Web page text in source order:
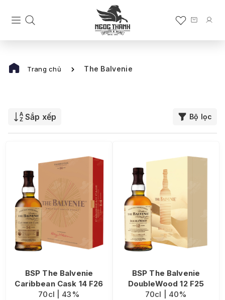
Trang chủ The Balvenie
Sắp xếp Bộ lọc
BSP The Balvenie
Caribbean Cask 14 F26
70cl | 43%
BSP The Balvenie
DoubleWood 12 F25
70cl | 40%